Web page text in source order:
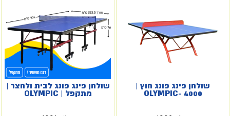
שולחן פינג פונג חוץ |
OLYMPIC- 4000
שולחן פינג פונג לבית ולחצר |
מתקפל | OLYMPIC